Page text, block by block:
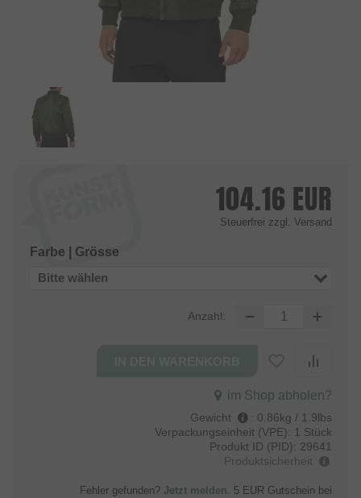
104.16 EUR
Steuerfrei zzgl. Versand
Farbe | Grösse
Bitte wählen
Anzahl:
im Shop abholen?
Gewicht : 0.86kg / 1.9lbs
Verpackungseinheit (VPE): 1 Stück
Produkt ID (PID): 29641
Produktsicherheit
Fehler gefunden? Jetzt melden . 5 EUR Gutschein bei